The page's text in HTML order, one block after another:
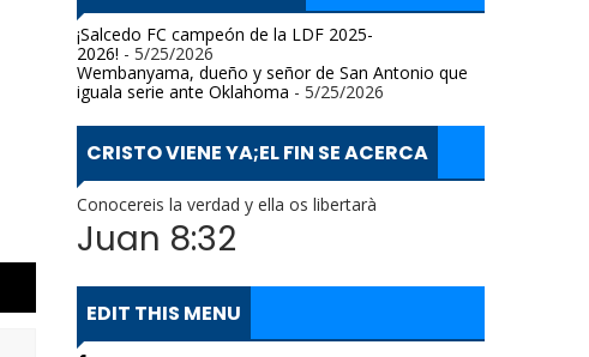
¡Salcedo FC campeón de la LDF 2025-
2026! - 5/25/2026
Wembanyama, dueño y señor de San Antonio que
iguala serie ante Oklahoma - 5/25/2026
CRISTO VIENE YA;EL FIN SE ACERCA
Conocereis la verdad y ella os libertarà
Juan 8:32
EDIT THIS MENU